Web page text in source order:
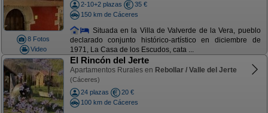
8 Fotos
Video
2-10+2 plazas
35 €
150 km de Cáceres
Situada en la Villa de Valverde de la Vera, pueblo
declarado conjunto histórico-artístico en diciembre de
1971, La Casa de los Escudos, cata ...
El Rincón del Jerte
Apartamentos Rurales en Rebollar / Valle del Jerte
(Cáceres)
24 plazas
20 €
100 km de Cáceres